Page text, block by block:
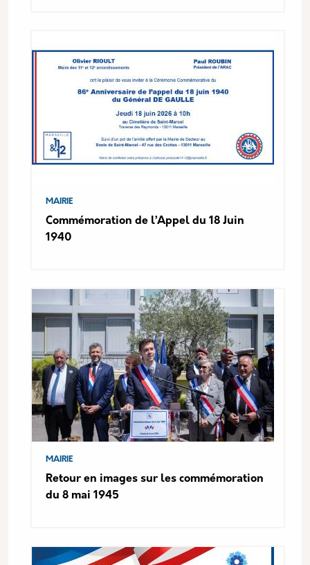
MAIRIE
Commémoration de l’Appel du 18 Juin
1940
MAIRIE
Retour en images sur les commémoration
du 8 mai 1945